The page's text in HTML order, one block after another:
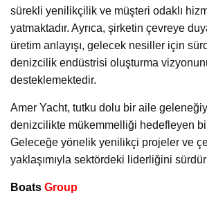
sürekli yenilikçilik ve müşteri odaklı
yatmaktadır. Ayrıca, şirketin çevreye
üretim anlayışı, gelecek nesiller için
denizcilik endüstrisi oluşturma
desteklemektedir.
Amer Yacht, tutku dolu bir aile
denizcilikte mükemmelliği hedefleyen
Geleceğe yönelik yenilikçi projeler ve
yaklaşımıyla sektördeki liderliğini
Boats Group